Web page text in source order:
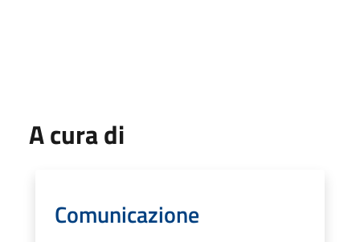
A cura di
Comunicazione